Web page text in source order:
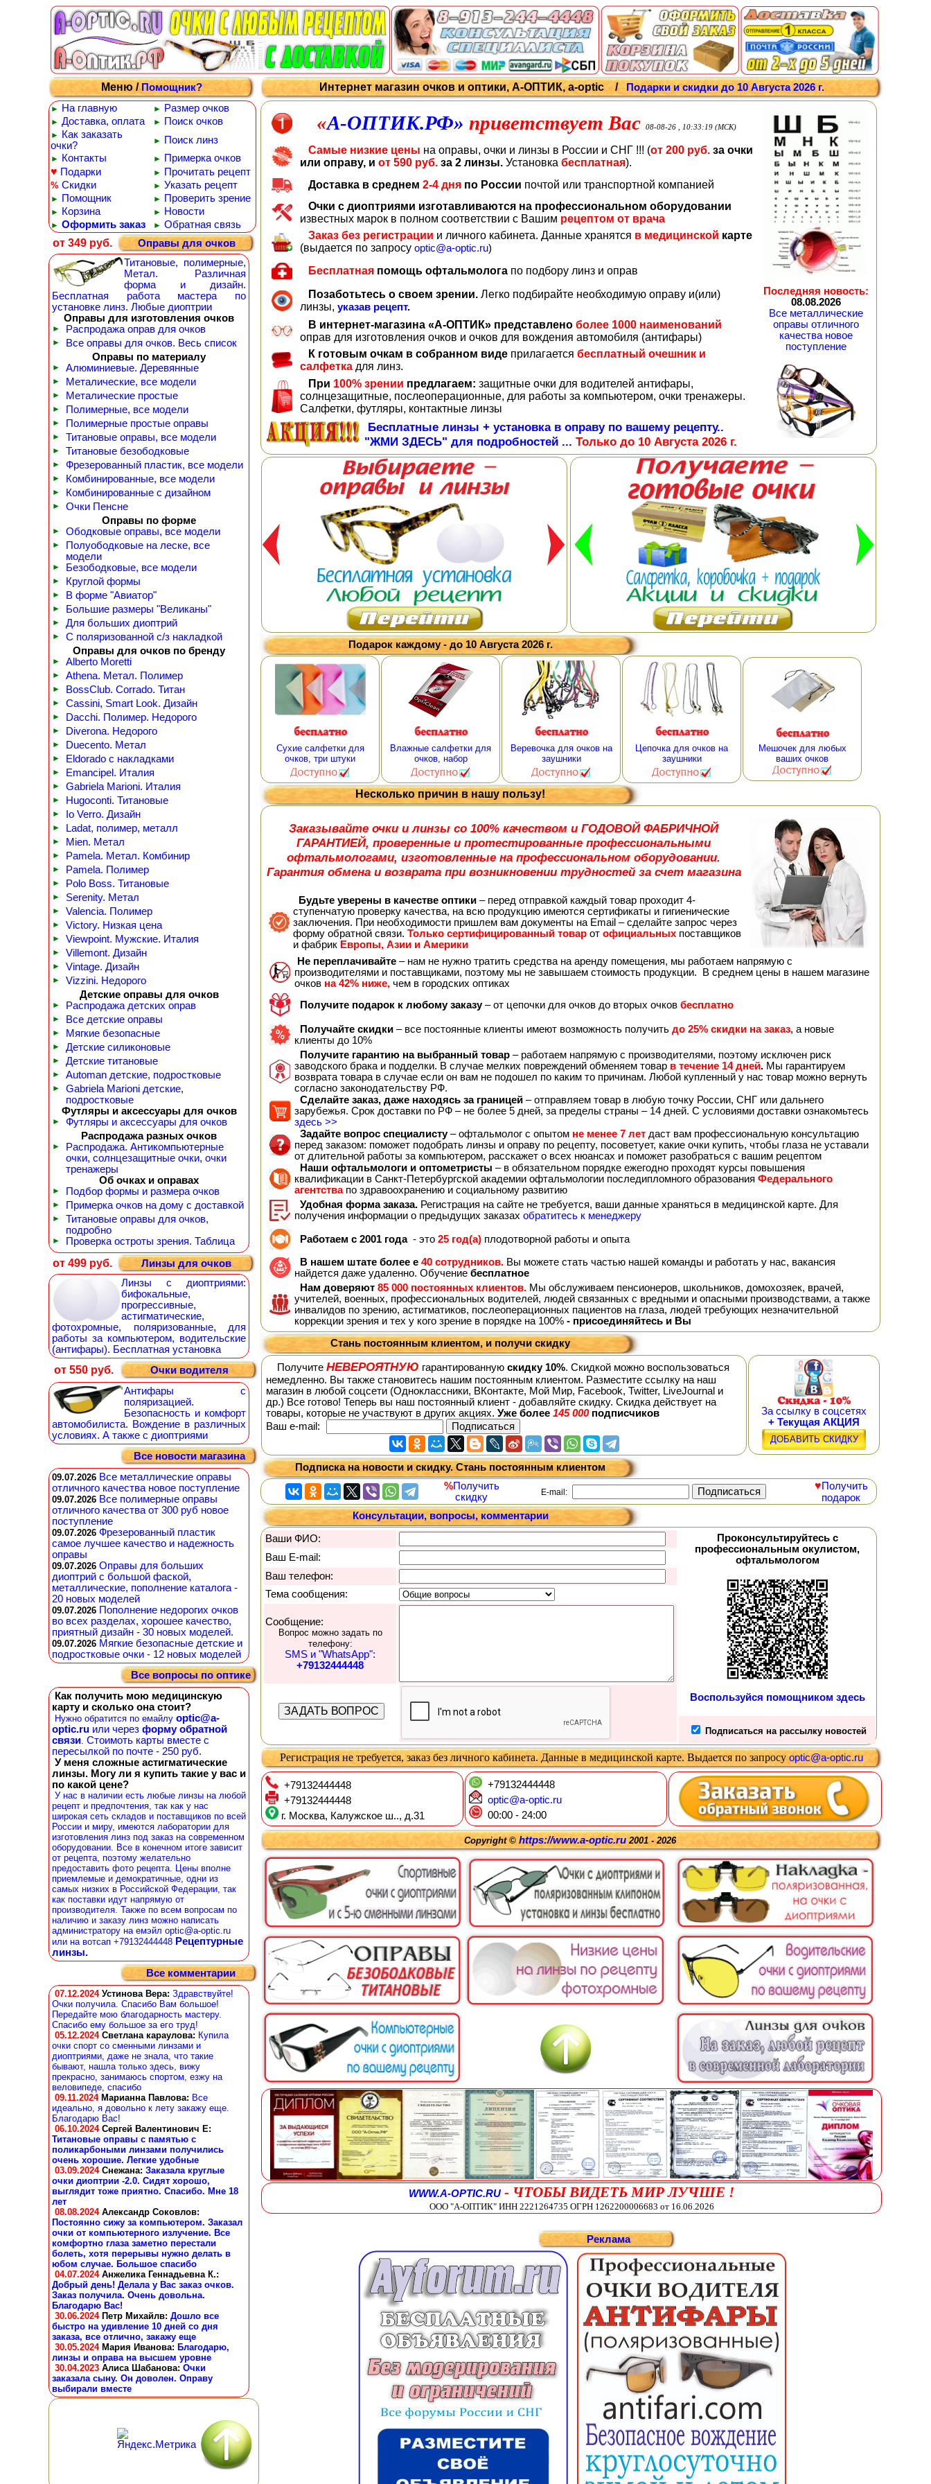
Меню /Помощник?
► На главную ► Размер очков
► Доставка, оплата ► Поиск очков
► Как заказать
очки?
► Поиск линз
► Контакты ► Примерка очков
♥ Подарки ► Прочитать рецепт
% Скидки ► Указать рецепт
► Помощник ► Проверить зрение
► Корзина ► Новости
► Оформить заказ ► Обратная связь
от 349 руб.
Оправы для очков
Титановые, полимерные,
Метал. Различная
форма и дизайн.
Бесплатная работа мастера по
установке линз. Любые диоптрии
Оправы для изготовления очков
► Распродажа оправ для очков
►
Все оправы для очков. Весь список
Оправы по материалу
► Алюминиевые. Деревянные
► Металические, все модели
► Металические простые
► Полимерные, все модели
► Полимерные простые оправы
► Титановые оправы, все модели
► Титановые безободковые
► Фрезерованный пластик, все модели
► Комбинированные, все модели
► Комбинированные с дизайном
►
Очки Пенсне
Оправы по форме
► Ободковые оправы, все модели
►
Полуободковые на леске, все
модели
► Безободковые, все модели
► Круглой формы
► В форме "Авиатор"
► Большие размеры "Великаны"
► Для больших диоптрий
►
С поляризованной с/з накладкой
Оправы для очков по бренду
► Alberto Moretti
► Athena. Метал. Полимер
► BossClub. Corrado. Титан
► Cassini, Smart Look. Дизайн
► Dacchi. Полимер. Недорого
► Diverona. Недорого
► Duecento. Метал
► Eldorado с накладками
► Emancipel. Италия
► Gabriela Marioni. Италия
► Hugoconti. Титановые
► Io Verro. Дизайн
► Ladat, полимер, металл
► Mien. Метал
► Pamela. Метал. Комбинир
► Pamela. Полимер
► Polo Boss. Титановые
► Serenity. Метал
► Valencia. Полимер
► Victory. Низкая цена
► Viewpoint. Мужские. Италия
► Villemont. Дизайн
► Vintage. Дизайн
►
Vizzini. Недорого
Детские оправы для очков
► Распродажа детских оправ
► Все детские оправы
► Мягкие безопасные
► Детские силиконовые
► Детские титановые
► Automan детские, подростковые
►
Gabriela Marioni детские,
подростковые
Футляры и аксессуары для очков
►
Футляры и аксессуары для очков
Распродажа разных очков
►
Распродажа. Антикомпьютерные
очки, солнцезащитные очки, очки
тренажеры
Об очках и оправах
► Подбор формы и размера очков
► Примерка очков на дому с доставкой
►
Титановые оправы для очков,
подробно
► Проверка остроты зрения. Таблица
от 499 руб.
Линзы для очков
Линзы с диоптриями:
бифокальные,
прогрессивные,
астигматические,
фотохромные, поляризованные, для
работы за компьютером, водительские
(антифары). Бесплатная установка
от 550 руб.
Очки водителя
Антифары с
поляризацией.
Безопасность и комфорт
автомобилиста. Вождение в различных
условиях. А также с диоптриями
Все новости магазина
09.07.2026 Все металлические оправы
отличного качества новое поступление
09.07.2026 Все полимерные оправы
отличного качества от 300 руб новое
поступление
09.07.2026 Фрезерованный пластик
самое лучшее качество и надежность
оправы
09.07.2026 Оправы для больших
диоптрий с большой фаской,
металлические, пополнение каталога -
20 новых моделей
09.07.2026 Пополнение недорогих очков
во всех разделах, хорошее качество,
приятный дизайн - 30 новых моделей.
09.07.2026 Мягкие безопасные детские и
подростковые очки - 12 новых моделей
Все вопросы по оптике
Как получить мою медицинскую
карту и сколько она стоит?
Нужно обратится по емайлу optic@a-
optic.ru или через форму обратной
связи. Стоимоть карты вместе с
пересылкой по почте - 250 руб.
У меня сложные астигматические
линзы. Могу ли я купить такие у вас и
по какой цене?
У нас в наличии есть любые линзы на любой
рецепт и предпочтения, так как у нас
широкая сеть складов и поставщиков по всей
России и миру, имеются лаборатории для
изготовления линз под заказ на современном
оборудовании. Все в конечном итоге зависит
от рецепта, поэтому желательно
предоставить фото рецепта. Цены вполне
приемлемые и демократичные, одни из
самых низких в Российской Федерации, так
как поставки идут напрямую от
производителя. Также по всем вопросам по
наличию и заказу линз можно написать
администратору на емэйл optic@a-optic.ru
или на вотсап +79132444448 Рецептурные
линзы.
Все комментарии
07.12.2024 Устинова Вера: Здравствуйте!
Очки получила. Спасибо Вам большое!
Передайте мою благодарность мастеру.
Спасибо ему большое за его труд!
05.12.2024 Светлана караулова: Купила
очки спорт со сменными линзами и
диоптриями, даже не знала, что такие
бывают, нашла только здесь, вижу
прекрасно, занимаюсь спортом, езжу на
веловипеде, спасибо
09.11.2024 Марианна Павлова: Все
идеально, я довольно к лету закажу еще.
Благодарю Вас!
06.10.2024 Сергей Валентинович Е:
Титановые оправы с памятью с
поликарбоными линзами получились
очень хорошие. Легкие удобные
03.09.2024 Снежана: Заказала круглые
очки диоптрии -2.0. Сидят хорошо,
выглядит тоже приятно. Спасибо. Мне 18
лет
08.08.2024 Александр Соковлов:
Постоянно сижу за компьютером. Заказал
очки от компьютерного излучение. Все
комфортно глаза заметно перестали
болеть, хотя перерывы нужно делать в
юбом случае. Большое спасибо
04.07.2024 Анжелика Геннадьевна К.:
Добрый день! Делала у Вас заказ очков.
Заказ получила. Очень довольна.
Благодарю Вас!
30.06.2024 Петр Михайлв: Дошло все
быстро на удивление 10 дней со дня
заказа, все отлично, закажу еще
30.05.2024 Мария Иванова: Благодарю,
линзы и оправа на высшем уровне
30.04.2023 Алиса Шабанова: Очки
заказала сыну. Он доволен. Оправу
выбирали вместе
Интернет магазин очков и оптики, А-ОПТИК, a-optic / Подарки и скидки до 10 Августа 2026 г.
«А-ОПТИК.РФ» приветствует Вас 08-08-26 , 10:33:19 (МСК)
Самые низкие цены на оправы, очки и линзы в России и СНГ !!! (от 200 руб. за очки
или оправу, и от 590 руб. за 2 линзы. Установка бесплатная).
Доставка в среднем 2-4 дня по России почтой или транспортной компанией
Очки с диоптриями изготавливаются на профессиональном оборудовании
известных марок в полном соответствии с Вашим рецептом от врача
Заказ без регистрации и личного кабинета. Данные хранятся в медицинской карте
(выдается по запросу optic@a-optic.ru)
Бесплатная помощь офтальмолога по подбору линз и оправ
Позаботьтесь о своем зрении. Легко подбирайте необходимую оправу и(или)
линзы, указав рецепт.
В интернет-магазина «А-ОПТИК» представлено более 1000 наименований
оправ для изготовления очков и очков для вождения автомобиля (антифары)
К готовым очкам в собранном виде прилагается бесплатный очешник и
салфетка для линз.
При 100% зрении предлагаем: защитные очки для водителей антифары,
солнцезащитные, послеоперационные, для работы за компьютером, очки тренажеры.
Салфетки, футляры, контактные линзы
Бесплатные линзы + установка в оправу по вашему рецепту..
"ЖМИ ЗДЕСЬ" для подробностей ... Только до 10 Августа 2026 г.
Последняя новость:
08.08.2026
Все металлические
оправы отличного
качества новое
поступление
Подарок каждому - до 10 Августа 2026 г.
Сухие салфетки для
очков, три штуки
Влажные салфетки для
очков, набор
Веревочка для очков на
заушники
Цепочка для очков на
заушники
Мешочек для любых
ваших очков
Несколько причин в нашу пользу!
Заказывайте очки и линзы со 100% качеством и ГОДОВОЙ ФАБРИЧНОЙ
ГАРАНТИЕЙ, проверенные и протестированные профессиональными
офтальмологами, изготовленные на профессиональном оборудовании.
Гарантия обмена и возврата при возникновении трудностей за счет магазина
Будьте уверены в качестве оптики – перед отправкой каждый товар проходит 4-
ступенчатую проверку качества, на всю продукцию имеются сертификаты и гигиенические
заключения. При необходимости пришлем вам документы на Email – сделайте запрос через
форму обратной связи. Только сертифицированный товар от официальных поставщиков
и фабрик Европы, Азии и Америки
Не переплачивайте – нам не нужно тратить средства на аренду помещения, мы работаем напрямую с
производителями и поставщиками, поэтому мы не завышаем стоимость продукции. В среднем цены в нашем магазине
очков на 42% ниже, чем в городских оптиках
Получите подарок к любому заказу– от цепочки для очков до вторых очков бесплатно
Получайте скидки – все постоянные клиенты имеют возможность получить до 25% скидки на заказ, а новые
клиенты до 10%
Получите гарантию на выбранный товар – работаем напрямую с производителями, поэтому исключен риск
заводского брака и подделки. В случае мелких повреждений обменяем товар в течение 14 дней. Мы гарантируем
возврата товара в случае если он вам не подошел по каким то причинам. Любой купленный у нас товар можно вернуть
согласно законодательству РФ.
Сделайте заказ, даже находясь за границей – отправляем товар в любую точку России, СНГ или дальнего
зарубежья. Срок доставки по РФ – не более 5 дней, за пределы страны – 14 дней. С условиями доставки ознакомьтесь
здесь >>
Задайте вопрос специалисту– офтальмолог с опытом не менее 7 лет даст вам профессиональную консультацию
перед заказом: поможет подобрать линзы и оправу по рецепту, посоветует, какие очки купить, чтобы глаза не уставали
от длительной работы за компьютером, расскажет о всех нюансах и поможет разобраться с вашим рецептом
Наши офтальмологи и оптометристы – в обязательном порядке ежегодно проходят курсы повышения
квалификации в Санкт-Петербургской академии офтальмологии последипломного образования Федерального
агентствапо здравоохранению и социальному развитию
Удобная форма заказа. Регистрация на сайте не требуется, ваши данные храняться в медицинской карте. Для
получения информации о предыдущих заказах обратитесь к менеджеру
Работаем с 2001 года- это 25 год(а) плодотворной работы и опыта
В нашем штате более е 40 сотрудников. Вы можете стать частью нашей команды и работать у нас, вакансия
найдется даже удаленно. Обучение бесплатное
Нам доверяют 85 000 постоянных клиентов. Мы обслуживаем пенсионеров, школьников, домохозяек, врачей,
учителей, военных, профессиональных водителей, людей связанных с вредными и опасными производствами, а также
инвалидов по зрению, астигматиков, послеоперационных пациентов на глаза, людей требующих незначительной
коррекции зрения и тех у кого зрение в порядке на 100% - присоединяйтесь и Вы
Стань постоянным клиентом, и получи скидку
Получите НЕВЕРОЯТНУЮ гарантированную скидку 10%. Скидкой можно воспользоваться
немедленно. Вы также становитесь нашим постоянным клиентом. Разместите ссылку на наш
магазин в любой соцсети (Одноклассники, ВКонтакте, Мой Мир, Facebook, Twitter, LiveJournal и
др.) Все готово! Теперь вы наш постоянный клиент - добавляйте скидку. Скидка действует на
товары, которые не участвуют в других акциях. Уже более 145 000подписчиков
Ваш е-mail:
За ссылку в соцсетях
+ Текущая АКЦИЯ
ДОБАВИТЬ СКИДКУ
Подписка на новости и скидку. Стань постоянным клиентом
%Получить
скидку
E-mail:
♥Получить
подарок
Консультации, вопросы, комментарии
Ваши ФИО:
Ваш E-mail:
Ваш телефон:
Тема сообщения:
Сообщение:
Вопрос можно задать по
телефону:
SMS и "WhatsApp":
+79132444448
Проконсультируйтесь с
профессиональным окулистом,
офтальмологом
Воспользуйся помощником здесь
Подписаться на рассылку новостей
Регистрация не требуется, заказ без личного кабинета. Данные в медицинской карте. Выдается по запросуoptic@a-optic.ru
+79132444448
+79132444448
г. Москва, Калужское ш.., д.31
+79132444448
optic@a-optic.ru
00:00 - 24:00
Copyright © https://www.a-optic.ru 2001 - 2026
WWW.A-OPTIC.RU - ЧТОБЫ ВИДЕТЬ МИР ЛУЧШЕ !
ООО "А-ОПТИК" ИНН 2221264735 ОГРН 1262200006683 от 16.06.2026
Реклама